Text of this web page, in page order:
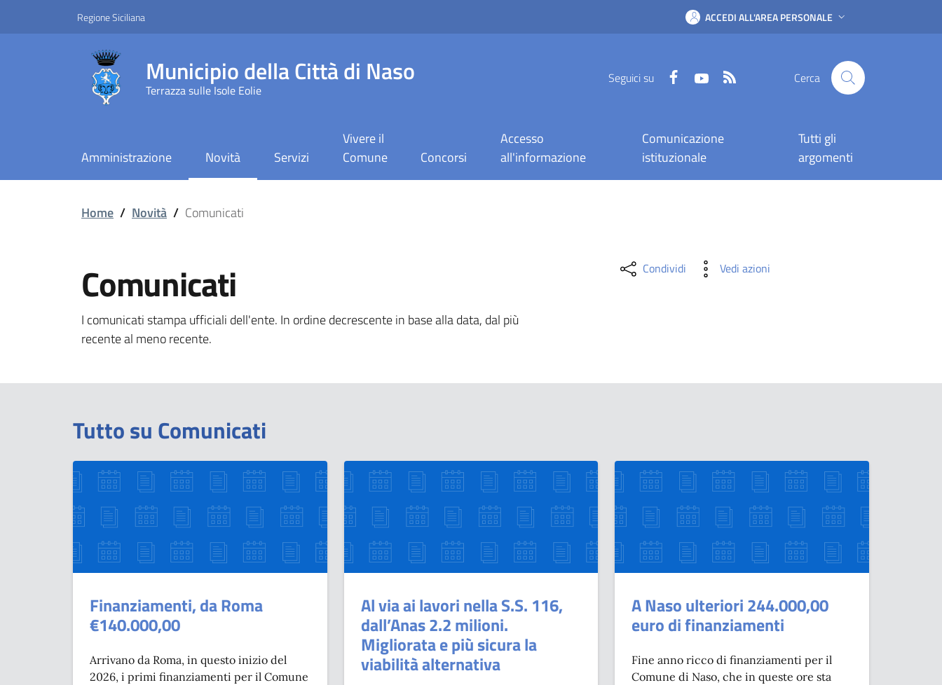
Regione Siciliana ACCEDI ALL'AREA PERSONALE
Municipio della Città di Naso
Terrazza sulle Isole Eolie
Seguici su FacebookYouTube Cerca
Amministrazione Novità Servizi
Vivere il
Comune
Concorsi
Accesso
all'informazione
Comunicazione
istituzionale
Tutti gli
argomenti
Comunicati
Home / Novità / Comunicati
Comunicati
I comunicati stampa ufficiali dell'ente. In ordine decrescente in base alla data, dal più
recente al meno recente.
Condividi Vedi azioni
Tutto su Comunicati
Finanziamenti, da Roma
€140.000,00
Arrivano da Roma, in questo inizio del
2026, i primi finanziamenti per il Comune
Al via ai lavori nella S.S. 116,
dall’Anas 2.2 milioni.
Migliorata e più sicura la
viabilità alternativa
A Naso ulteriori 244.000,00
euro di finanziamenti
Fine anno ricco di finanziamenti per il
Comune di Naso, che in queste ore sta